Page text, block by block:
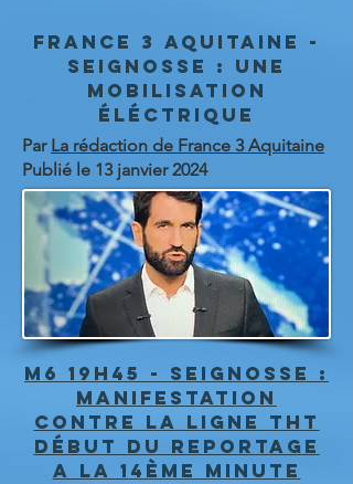
FRANCE 3 AQUITAINE -
SEIGNOSSE : UNE
MOBILISATION
ÉLÉCTRIQUE
Par La rédaction de France 3 Aquitaine
Publié le 13 janvier 2024
M6 19H45 - SEIGNOSSE :
MANIFESTATION
CONTRE LA LIGNE THT
dÉbut du reportage
a la 14ème MINUTE